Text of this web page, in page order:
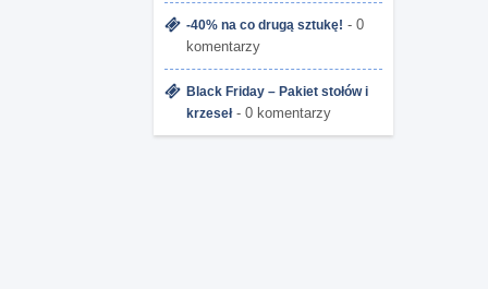
-40% na co drugą sztukę! - 0
komentarzy
Black Friday – Pakiet stołów i
krzeseł- 0 komentarzy